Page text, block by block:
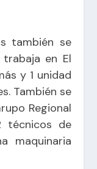
también se
en El
y 1 unidad
También se
Regional
técnicos de
maquinaria